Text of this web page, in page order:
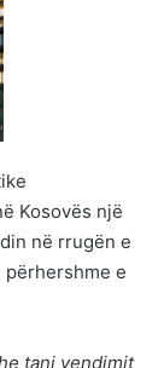
Kosovës një
në rrugën e
e
tani vendimit